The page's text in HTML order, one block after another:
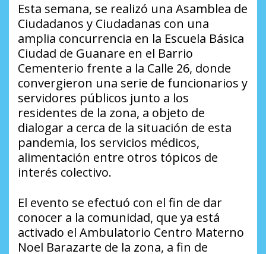
Esta semana, se realizó una Asamblea de
Ciudadanos y Ciudadanas con una
amplia concurrencia en la Escuela Básica
Ciudad de Guanare en el Barrio
Cementerio frente a la Calle 26, donde
convergieron una serie de funcionarios y
servidores públicos junto a los
residentes de la zona, a objeto de
dialogar a cerca de la situación de esta
pandemia, los servicios médicos,
alimentación entre otros tópicos de
interés colectivo.
El evento se efectuó con el fin de dar
conocer a la comunidad, que ya está
activado el Ambulatorio Centro Materno
Noel Barazarte de la zona, a fin de